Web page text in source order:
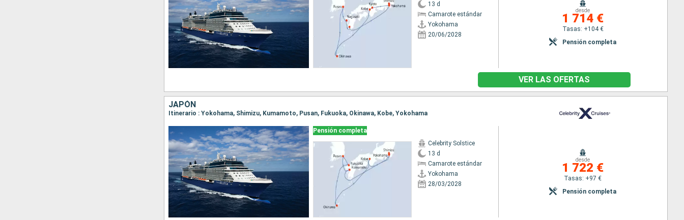
13 d
Camarote estándar
Yokohama
20/06/2028
desde
1 714 €
Tasas: +104 €
Pensión completa
VER LAS OFERTAS
JAPÓN
Itinerario : Yokohama, Shimizu, Kumamoto, Pusan, Fukuoka, Okinawa, Kobe, Yokohama
Pensión completa
Celebrity Solstice
13 d
Camarote estándar
Yokohama
28/03/2028
desde
1 722 €
Tasas: +97 €
Pensión completa